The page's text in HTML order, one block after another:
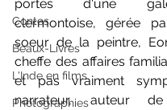
Contes
Beaux-Livres
L'Inde en films
Photographies
portes d'une
clermontoise, gérée
soeur de la peintre,
cheffe des affaires
et pas vraiment
narrateur, auteur